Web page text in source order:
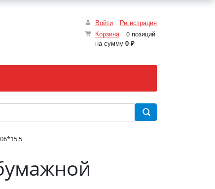
Войти
Регистрация
Корзина
0 позиций
на сумму 0 ₽